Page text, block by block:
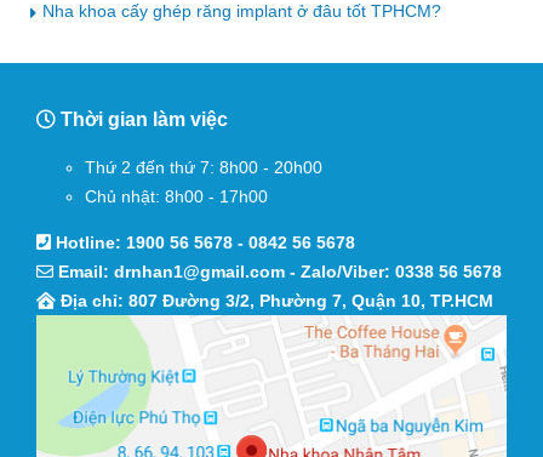
Nha khoa cấy ghép răng implant ở đâu tốt TPHCM?
Thời gian làm việc
Thứ 2 đến thứ 7: 8h00 - 20h00
Chủ nhật: 8h00 - 17h00
Hotline: 1900 56 5678 - 0842 56 5678
Email: drnhan1@gmail.com - Zalo/Viber: 0338 56 5678
Địa chỉ: 807 Đường 3/2, Phường 7, Quận 10, TP.HCM